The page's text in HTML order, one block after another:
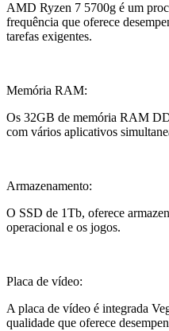
AMD Ryzen 7 5700g é um
frequência que oferece
tarefas exigentes.
Memória RAM:
Os 32GB de memória RAM
com vários aplicativos
Armazenamento:
O SSD de 1Tb, oferece
operacional e os jogos.
Placa de vídeo:
A placa de vídeo é integrada
qualidade que oferece